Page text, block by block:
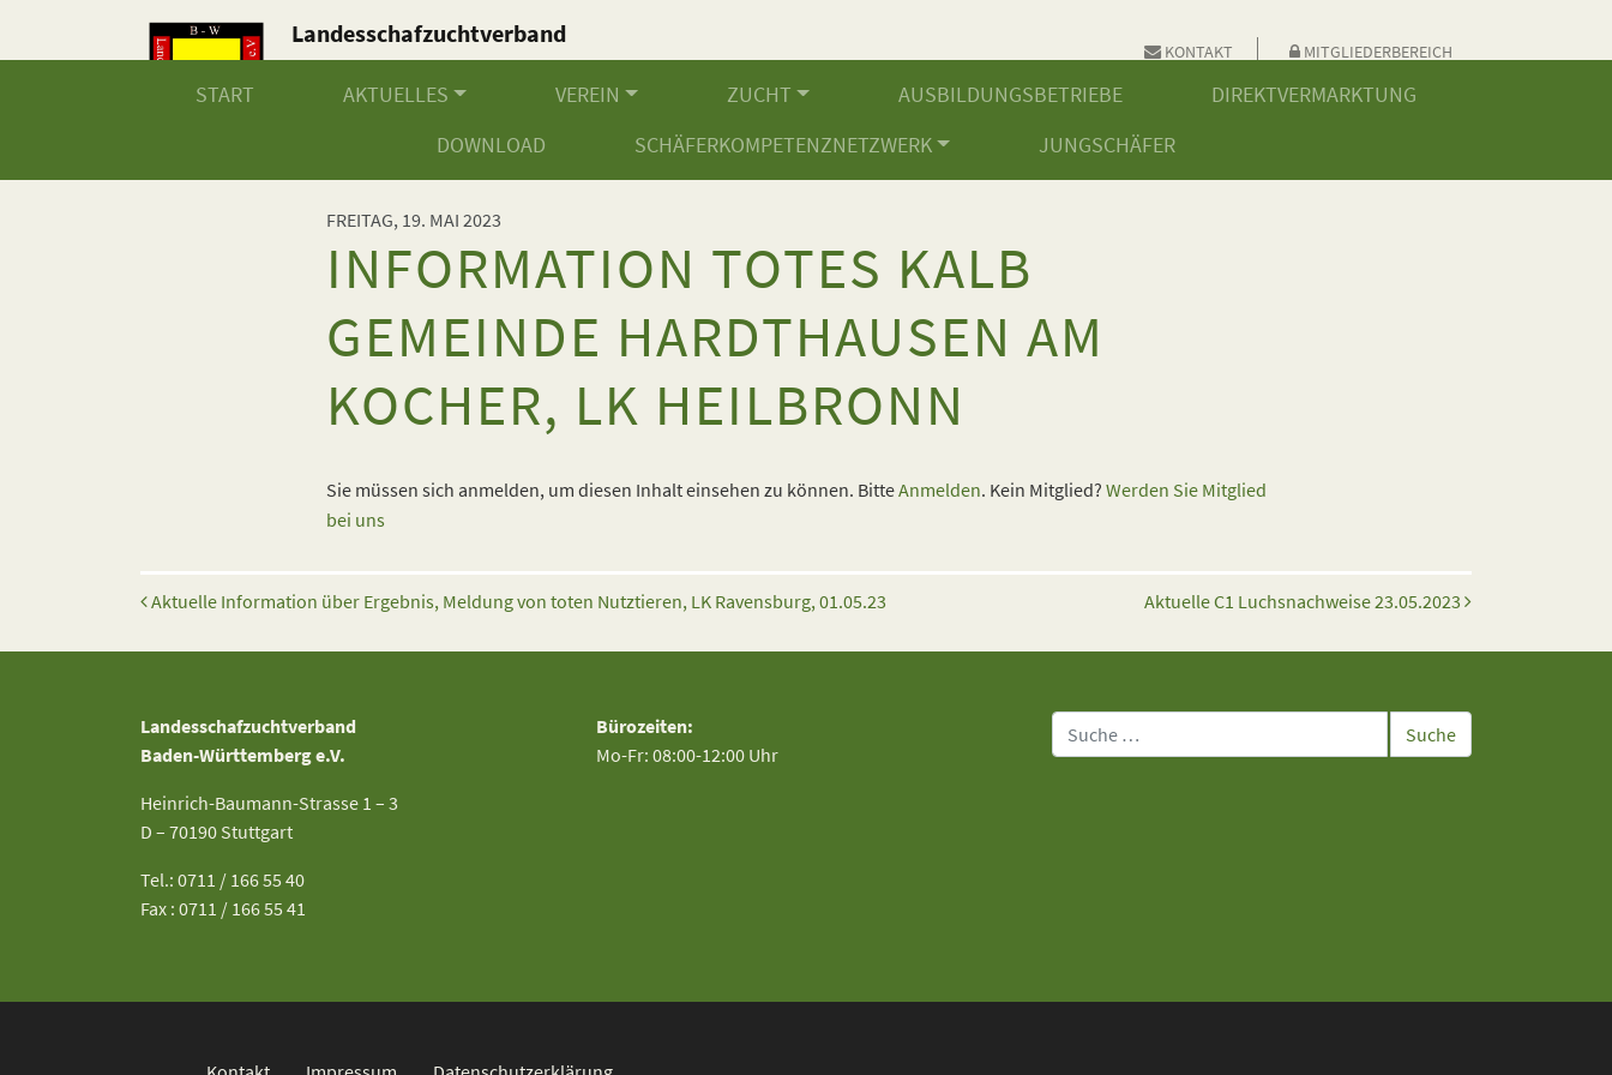
Landesschafzuchtverband
Baden-Württemberg e.V.
KONTAKT MITGLIEDERBEREICH
START AKTUELLES VEREIN ZUCHT AUSBILDUNGSBETRIEBE
DIREKTVERMARKTUNG
DOWNLOAD
SCHÄFERKOMPETENZNETZWERK JUNGSCHÄFER
FREITAG, 19. MAI 2023
INFORMATION TOTES KALB
GEMEINDE HARDTHAUSEN AM
KOCHER, LK HEILBRONN
Sie müssen sich anmelden, um diesen Inhalt einsehen zu können. BitteAnmelden. Kein Mitglied? Werden Sie Mitglied
bei uns
Beitrags-Navigation
Aktuelle Information über Ergebnis, Meldung von toten Nutztieren, LK Ravensburg, 01.05.23 Aktuelle C1 Luchsnachweise 23.05.2023
Landesschafzuchtverband
Baden-Württemberg e.V.
Heinrich-Baumann-Strasse 1 – 3
D – 70190 Stuttgart
Tel.: 0711 / 166 55 40
Fax : 0711 / 166 55 41
Bürozeiten:
Mo-Fr: 08:00-12:00 Uhr
Suche